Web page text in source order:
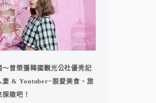
～曾榮獲韓國觀光公社優秀記
妻 & Youtuber~狠愛美食、旅
險吧！